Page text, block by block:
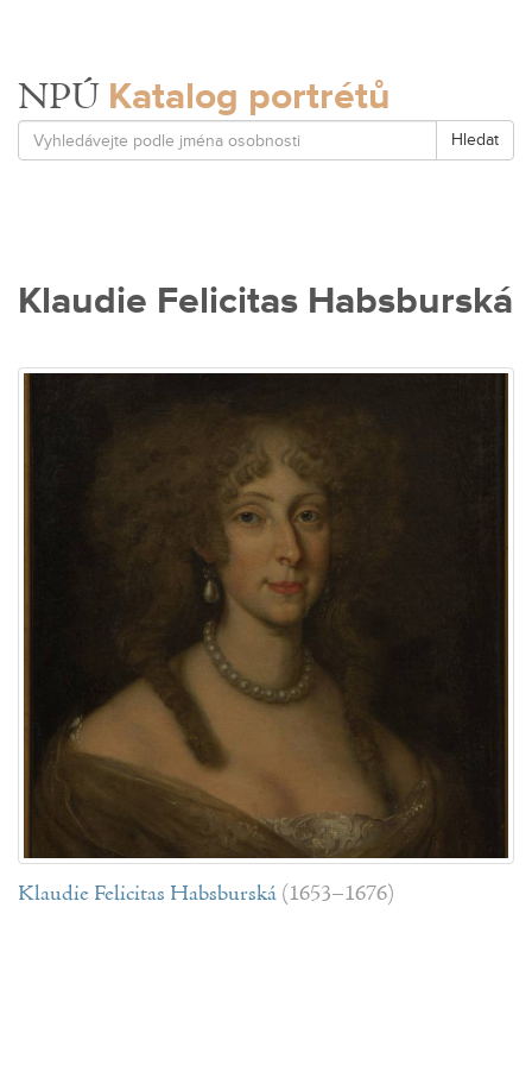
NPÚ Katalog portrétů
Hledat
Klaudie Felicitas Habsburská
Klaudie Felicitas Habsburská (1653–1676)